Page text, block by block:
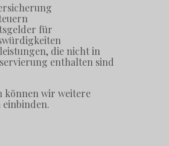
für
die nicht in
enthalten sind
können wir weitere